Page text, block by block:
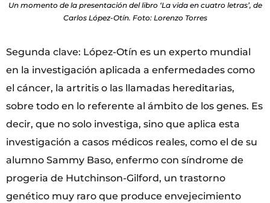
Un momento de la presentación del libro ‘La vida en cuatro letras’, de
Carlos López-Otín. Foto: Lorenzo Torres
Segunda clave: López-Otín es un experto mundial
en la investigación aplicada a enfermedades como
el cáncer, la artritis o las llamadas hereditarias,
sobre todo en lo referente al ámbito de los genes. Es
decir, que no solo investiga, sino que aplica esta
investigación a casos médicos reales, como el de su
alumno Sammy Baso, enfermo con síndrome de
progeria de Hutchinson-Gilford, un trastorno
genético muy raro que produce envejecimiento